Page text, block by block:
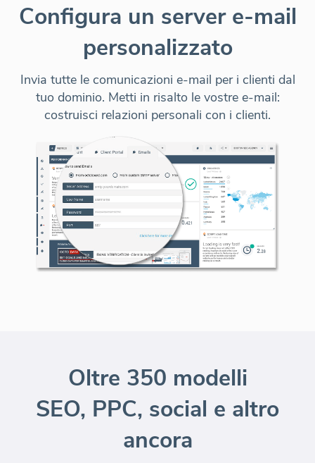
Configura un server e-mail
personalizzato
Invia tutte le comunicazioni e-mail per i clienti dal
tuo dominio. Metti in risalto le vostre e-mail:
costruisci relazioni personali con i clienti.
Oltre 350 modelli
SEO, PPC, social e altro
ancora